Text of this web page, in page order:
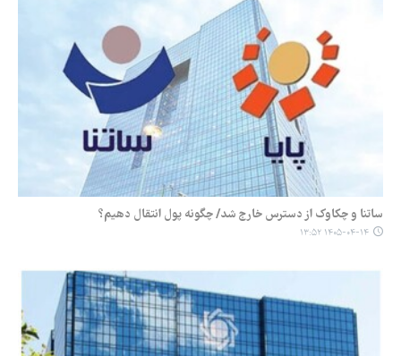
ساتنا و چکاوک از دسترس خارج شد/ چگونه پول انتقال دهیم؟
۱۴۰۵-۰۴-۱۴ ۱۳:۵۲